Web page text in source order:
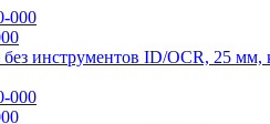
инструментов ID/OCR, 25 мм,